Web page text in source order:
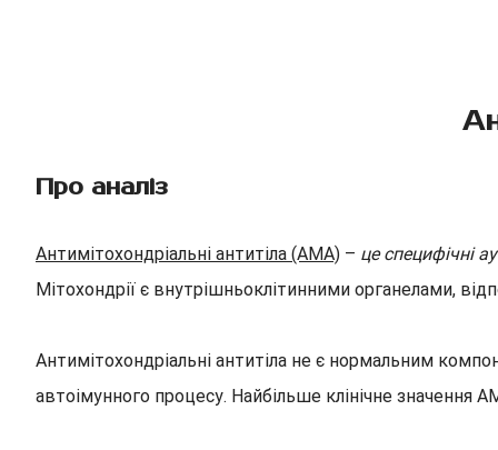
Про аналіз
Антимітохондріальні антитіла (AMA) – це специфічні
Мітохондрії є внутрішньоклітинними органелами,
Антимітохондріальні антитіла не є нормальним
автоімунного процесу. Найбільше клінічне значення